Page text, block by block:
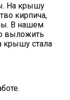
На крышу
кирпича,
В нашем
выложить
крышу стала